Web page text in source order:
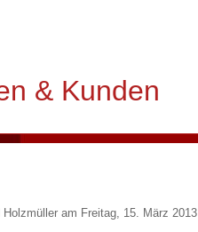
& Kunden
Holzmüller am Freitag, 15. März 2013